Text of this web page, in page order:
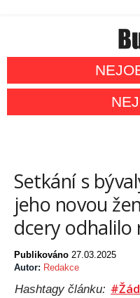
Setkání s
jeho novou
dcery odhalilo
Publikováno 27.03.2025
Autor: Redakce
Hashtagy článku: